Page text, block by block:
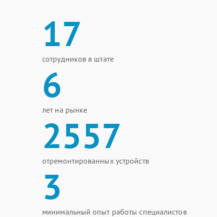
17
сотрудников в штате
6
лет на рынке
2557
отремонтированных устройств
3
минимальный опыт работы специалистов